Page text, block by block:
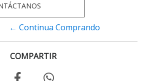
← Continua Comprando
COMPARTIR